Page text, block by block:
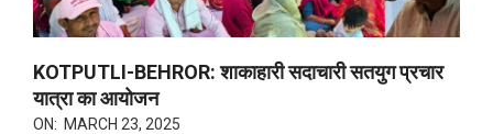
KOTPUTLI-BEHROR: शाकाहारी सदाचारी सतयुग प्रचार
यात्रा का आयोजन
ON: MARCH 23, 2025